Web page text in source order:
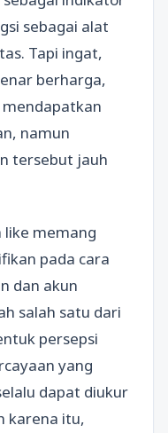
sebagai alat
Tapi ingat,
berharga,
namun
tersebut jauh
like memang
pada cara
dan akun
salah satu dari
persepsi
yang
dapat diukur
karena itu,